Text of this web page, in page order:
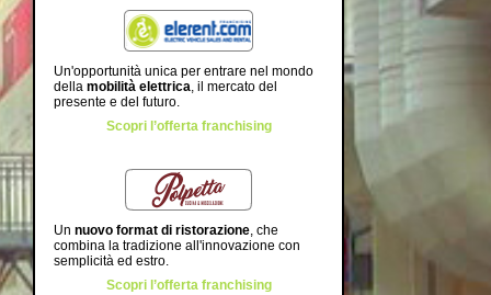
Un'opportunità unica per entrare nel mondo
della mobilità elettrica , il mercato del
presente e del futuro.
Scopri l’offerta franchising
Un nuovo format di ristorazione, che
combina la tradizione all'innovazione con
semplicità ed estro.
Scopri l’offerta franchising